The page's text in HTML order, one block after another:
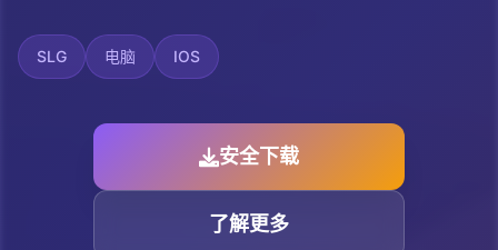
SLG 电脑 IOS
安全下载
了解更多